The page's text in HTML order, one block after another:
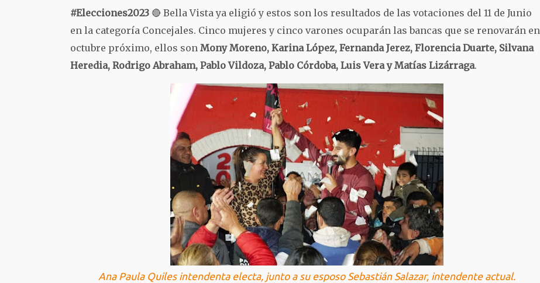
#Elecciones2023🔴 Bella Vista ya eligió y estos son los resultados de las votaciones del 11 de Junio
en la categoría Concejales. Cinco mujeres y cinco varones ocuparán las bancas que se renovarán en
octubre próximo, ellos son Mony Moreno, Karina López, Fernanda Jerez, Florencia Duarte, Silvana
Heredia, Rodrigo Abraham, Pablo Vildoza, Pablo Córdoba, Luis Vera y Matías Lizárraga.
Ana Paula Quiles intendenta electa, junto a su esposo Sebastián Salazar, intendente actual.